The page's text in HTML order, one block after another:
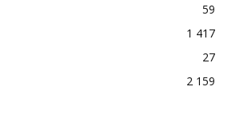
59
1 417
27
2 159